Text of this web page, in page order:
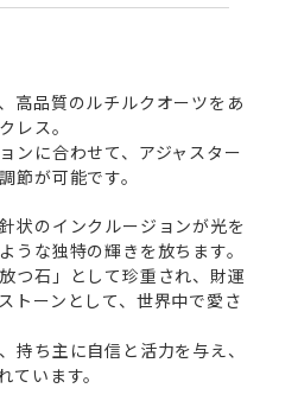
高品質のルチルクオーツをあ
レス。
ンに合わせて、アジャスター
節が可能です。
状のインクルージョンが光を
うな独特の輝きを放ちます。
つ石」として珍重され、財運
トーンとして、世界中で愛さ
持ち主に自信と活力を与え、
ています。